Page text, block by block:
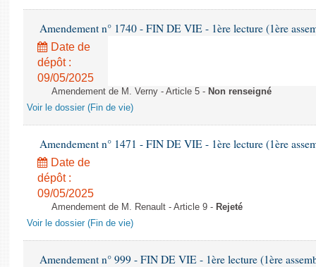
Amendement n° 1740 - FIN DE VIE - 1ère lecture (1ère
Date de
dépôt :
09/05/2025
Amendement de M. Verny - Article 5 - Non renseigné
Voir le dossier (Fin de vie)
Amendement n° 1471 - FIN DE VIE - 1ère lecture (1ère
Date de
dépôt :
09/05/2025
Amendement de M. Renault - Article 9 - Rejeté
Voir le dossier (Fin de vie)
Amendement n° 999 - FIN DE VIE - 1ère lecture (1ère